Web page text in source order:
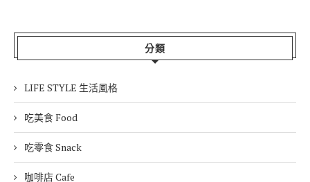
分類
LIFE STYLE 生活風格
吃美食 Food
吃零食 Snack
咖啡店 Cafe